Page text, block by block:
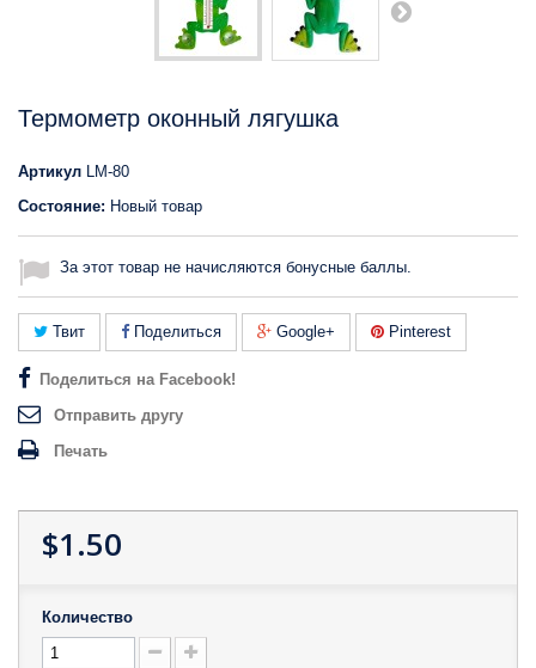
Термометр оконный лягушка
Артикул LM-80
Состояние: Новый товар
За этот товар не начисляются бонусные баллы.
Твит Поделиться Google+ Pinterest
Поделиться на Facebook!
Отправить другу
Печать
$1.50
Количество